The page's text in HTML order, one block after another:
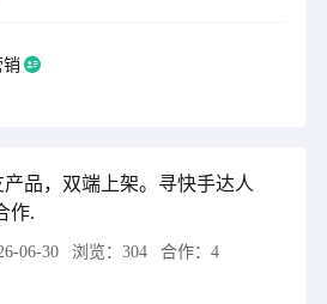
品，双端上架。寻快手达人
作.
06-30 浏览： 304 合作： 4